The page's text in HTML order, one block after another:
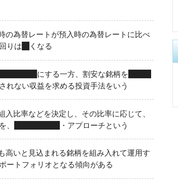
の為替レートが預入時の為替レートに比べ
りは
くなる
にする一方、割安な銘柄を
れない収益を求める投資手法をいう
比率などを決定し、その比率に応じて、
、
・アプローチという
高いと見込まれる銘柄を組み入れて運用す
ートフォリオとなる傾向がある